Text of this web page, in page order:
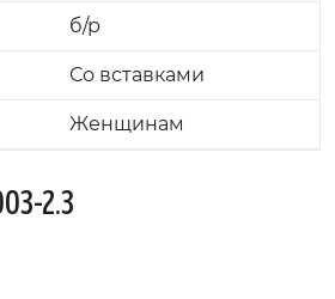
б/р
Со вставками
Женщинам
2.3